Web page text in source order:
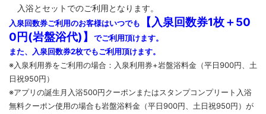
入浴とセットでのご利用となります。
入泉回数券ご利用のお客様はいつでも
【入泉回数券1枚＋50
0円(岩盤浴代)】
でご利用頂けます。
また、入泉回数券2枚でもご利用頂けます。
※入泉利用券をご利用の場合：入泉利用券+岩盤浴料金（平日900円、土
日祝950円）
※アプリの誕生月入浴500円クーポンまたはスタンプコンプリート入浴
無料クーポン使用の場合も岩盤浴料金（平日900円、土日祝950円）が